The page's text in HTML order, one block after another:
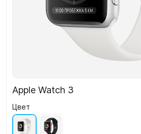
Apple Watch 3
Цвет